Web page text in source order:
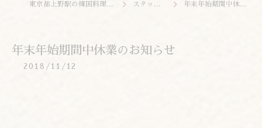
東京都上野駅の韓国料理ならアレンモク スタッフブログ 年末年始期間中休業のお知らせ
年末年始期間中休業のお知らせ
2018/11/12